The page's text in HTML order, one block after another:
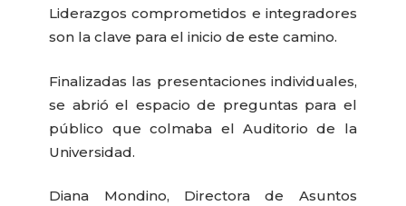
Liderazgos comprometidos e integradores
son la clave para el inicio de este camino.
Finalizadas las presentaciones individuales,
se abrió el espacio de preguntas para el
público que colmaba el Auditorio de la
Universidad.
Diana Mondino, Directora de Asuntos